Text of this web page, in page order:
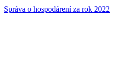
Správa o hospodárení za rok 2022